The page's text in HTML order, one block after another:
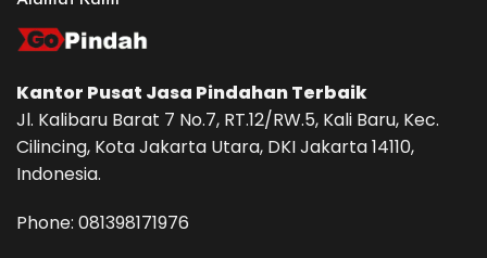
Kantor Pusat Jasa PindahanTerbaik
Jl. Kalibaru Barat 7 No.7, RT.12/RW.5, Kali Baru, Kec.
Cilincing, Kota Jakarta Utara, DKI Jakarta 14110,
Indonesia.
Phone: ‪081398171976‬